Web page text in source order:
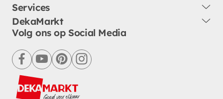
Services
DekaMarkt
Volg ons op Social Media
facebookyoutubepinterestinstagram